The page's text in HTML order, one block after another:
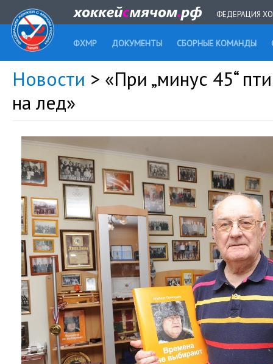
ФЕДЕРАЦИЯ
ФХМР ДОКУМЕНТЫ СБОРНЫЕ КОМАНДЫ
Новости > «При „минус 45“
на лед»